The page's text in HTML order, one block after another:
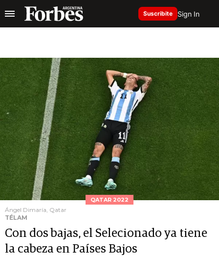
Suscribite Sign In
QATAR 2022
Ángel Dimaría, Qatar
TÉLAM
Con dos bajas, el Selecionado ya tiene
la cabeza en Países Bajos